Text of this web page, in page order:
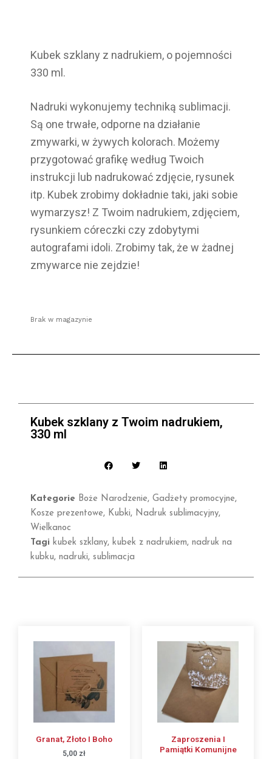
Kubek szklany z nadrukiem, o pojemności
330 ml.
Nadruki wykonujemy techniką sublimacji.
Są one trwałe, odporne na działanie
zmywarki, w żywych kolorach. Możemy
przygotować grafikę według Twoich
instrukcji lub nadrukować zdjęcie, rysunek
itp. Kubek zrobimy dokładnie taki, jaki sobie
wymarzysz! Z Twoim nadrukiem, zdjęciem,
rysunkiem córeczki czy zdobytymi
autografami idoli. Zrobimy tak, że w żadnej
zmywarce nie zejdzie!
Brak w magazynie
Kubek szklany z Twoim nadrukiem,
330 ml
Kategorie Boże Narodzenie, Gadżety promocyjne,
Kosze prezentowe, Kubki, Nadruk sublimacyjny,
Wielkanoc
Tagi kubek szklany, kubek z nadrukiem, nadruk na
kubku, nadruki, sublimacja
Granat, Złoto I Boho
5,00 zł
Zaproszenia I
Pamiątki Komunijne